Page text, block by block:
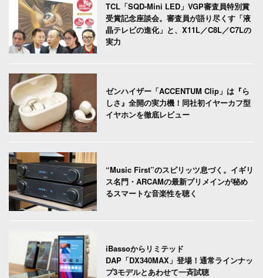
TCL「SQD-Mini LED」VGP審査員特別賞
受賞記念座談会。審査員が語り尽くす「液
晶テレビの進化」と、X11L／C8L／C7Lの
実力
ゼンハイザー「ACCENTUM Clip」は『ら
しさ』全開の実力機！同社初イヤーカフ型
イヤホンを徹底レビュー
“Music First”のスピリッツ息づく。イギリ
ス名門・ARCAMの最新プリメインが秘め
るスマートな音楽性を聴く
iBassoからリミテッド
DAP「DX340MAX」登場！通常ラインナッ
プ3モデルとあわせて一斉試聴